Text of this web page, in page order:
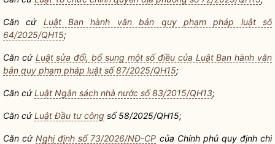
Căn cứ Luật Ban hành văn bản quy phạm pháp luật số
64/2025/QH15;
Căn cứ Luật sửa đổi, bổ sung một số điều của Luật Ban hành văn
bản quy phạm pháp luật số 87/2025/QH15;
Căn cứLuật Ngân sách nhà nước số 83/2015/QH13;
Căn cứLuật Đầu tư công số 58/2025/QH15;
Căn cứNghị định số 73/2026/NĐ-CP của Chính phủ quy định chi